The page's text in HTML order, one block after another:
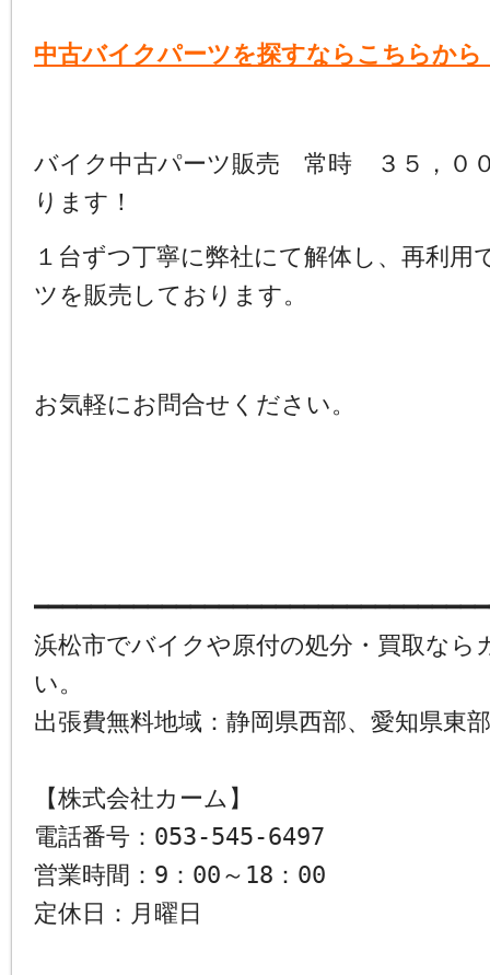
中古バイクパーツを探すならこちらから
バイク中古パーツ販売 常時 ３５，０
ります！
１台ずつ丁寧に弊社にて解体し、再利用
ツを販売しております。
お気軽にお問合せください。
浜松市でバイクや原付の処分・買取なら
い。
出張費無料地域：静岡県西部、愛知県東部
【株式会社カーム】
電話番号：053-545-6497
営業時間：9：00～18：00
定休日：月曜日